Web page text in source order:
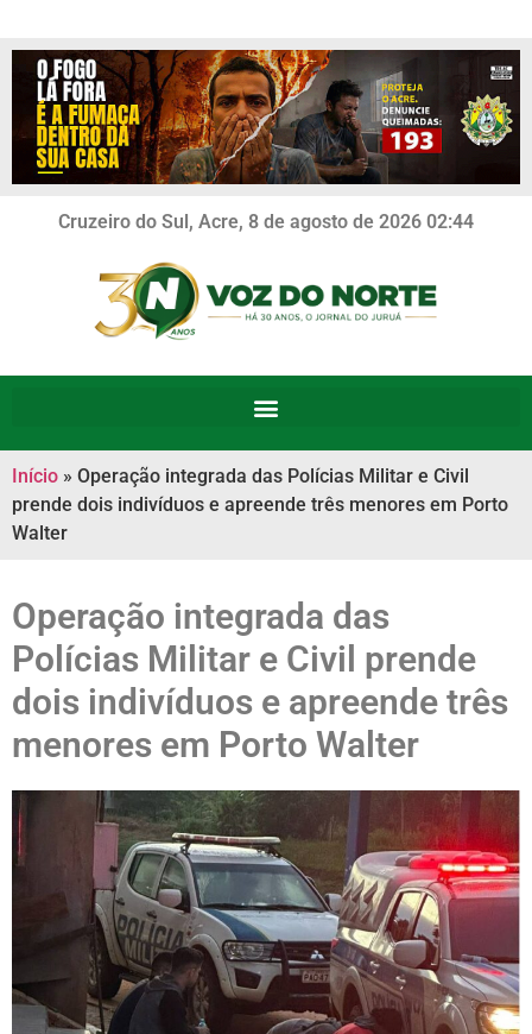
Cruzeiro do Sul, Acre, 8 de agosto de 2026 02:44
Início » Operação integrada das Polícias Militar e Civil
prende dois indivíduos e apreende três menores em Porto
Walter
Operação integrada das
Polícias Militar e Civil prende
dois indivíduos e apreende três
menores em Porto Walter